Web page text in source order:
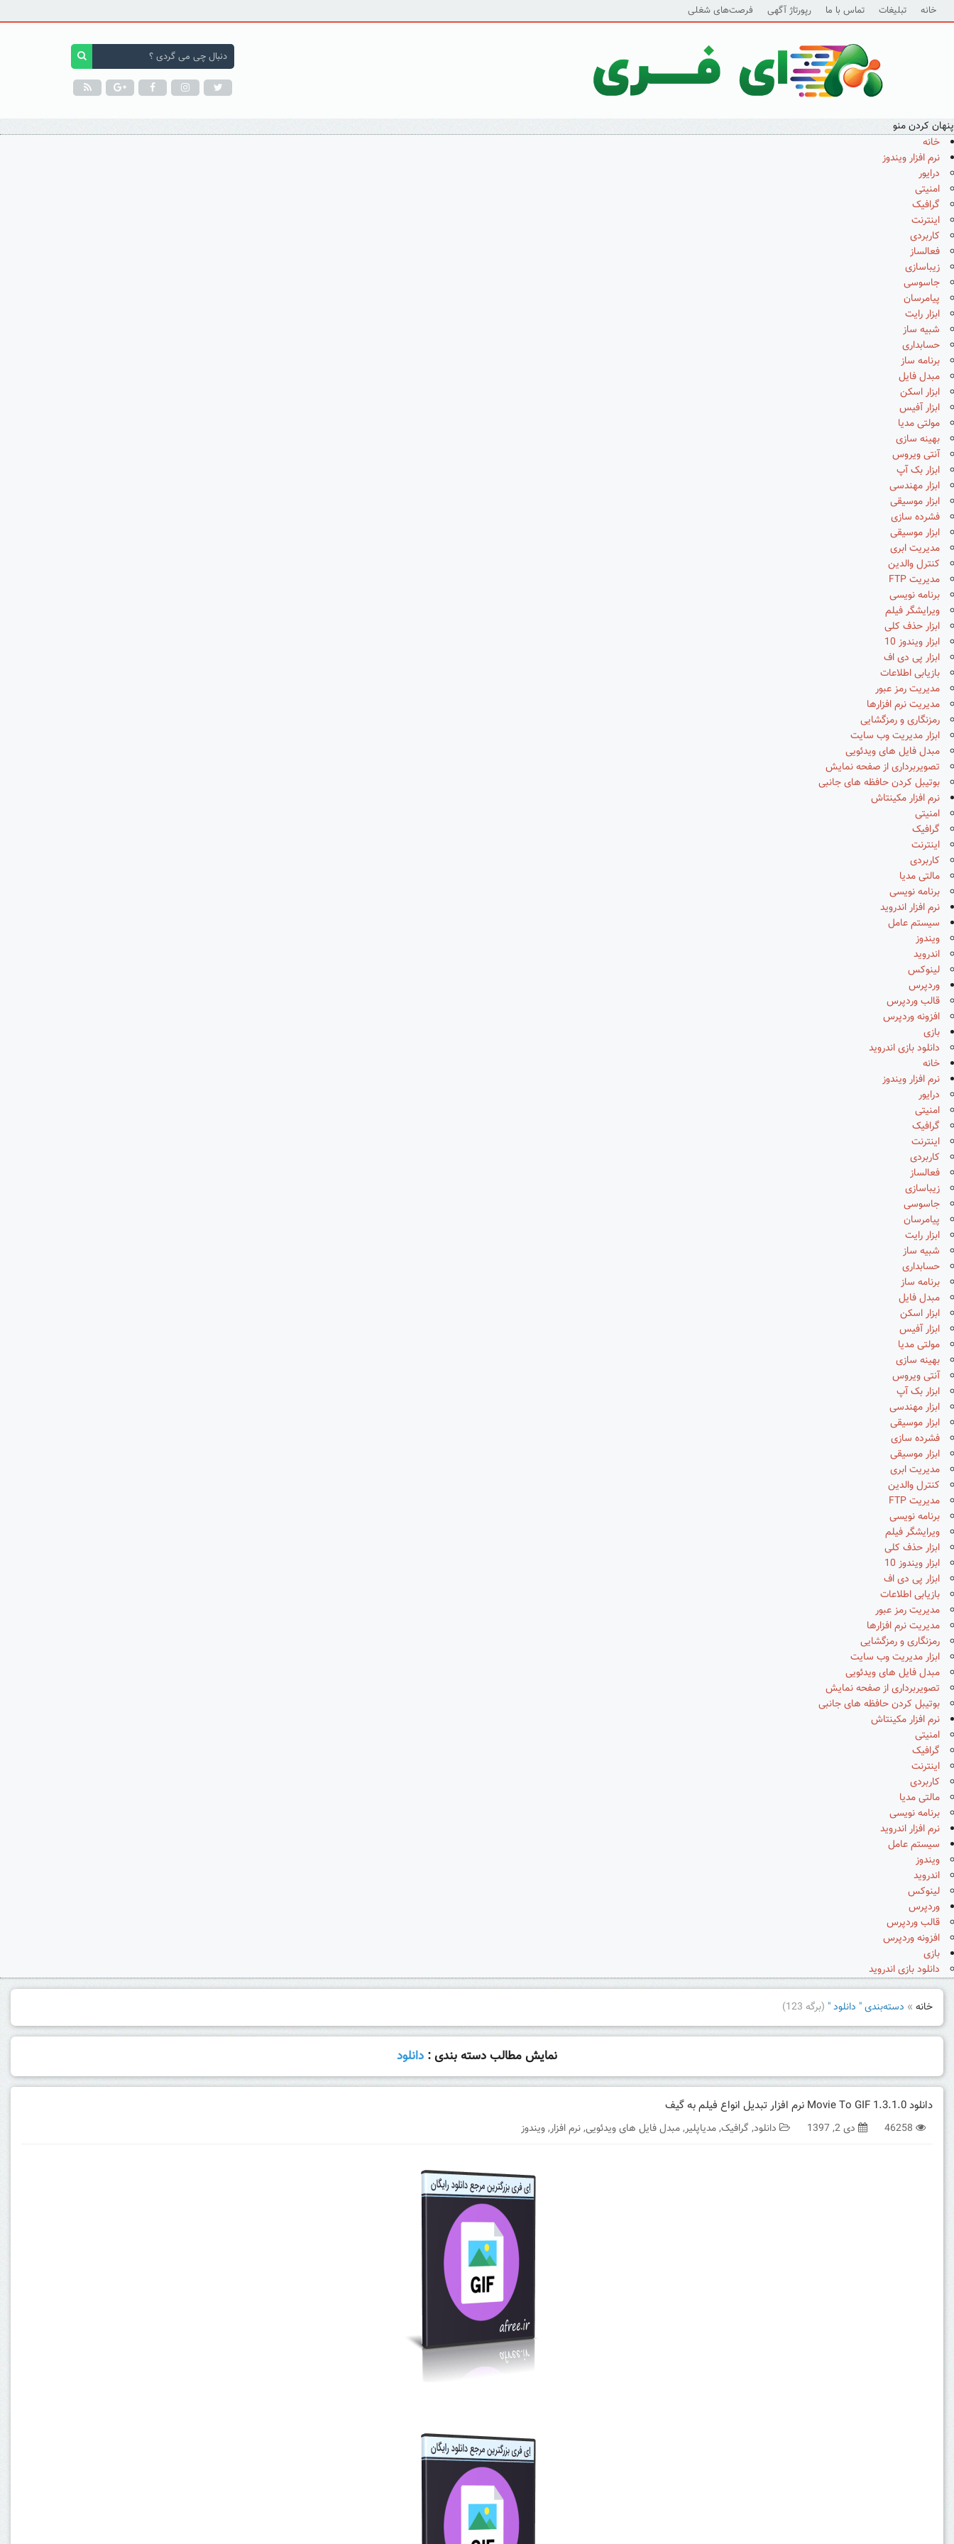
خانه تبلیغات تماس با ما رپورتاژ آگهی فرصت‌های شغلی
پنهان کردن منو
خانه
نرم افزار ویندوز
درایور
امنیتی
گرافیک
اینترنت
کاربردی
فعالساز
زیباسازی
جاسوسی
پیامرسان
ابزار رایت
شبیه ساز
حسابداری
برنامه ساز
مبدل فایل
ابزار اسکن
ابزار آفیس
مولتی مدیا
بهینه سازی
آنتی ویروس
ابزار بک آپ
ابزار مهندسی
ابزار موسیقی
فشرده سازی
ابزار موسیقی
مدیریت ابری
کنترل والدین
مدیریت FTP
برنامه نویسی
ویرایشگر فیلم
ابزار حذف کلی
ابزار ویندوز 10
ابزار پی دی اف
بازیابی اطلاعات
مدیریت رمز عبور
مدیریت نرم افزارها
رمزنگاری و رمزگشایی
ابزار مدیریت وب سایت
مبدل فایل های ویدئویی
تصویربرداری از صفحه نمایش
بوتیبل کردن حافظه های جانبی
نرم افزار مکینتاش
امنیتی
گرافیک
اینترنت
کاربردی
مالتی مدیا
برنامه نویسی
نرم افزار اندروید
سیستم عامل
ویندوز
اندروید
لینوکس
وردپرس
قالب وردپرس
افزونه وردپرس
بازی
دانلود بازی اندروید
خانه
نرم افزار ویندوز
درایور
امنیتی
گرافیک
اینترنت
کاربردی
فعالساز
زیباسازی
جاسوسی
پیامرسان
ابزار رایت
شبیه ساز
حسابداری
برنامه ساز
مبدل فایل
ابزار اسکن
ابزار آفیس
مولتی مدیا
بهینه سازی
آنتی ویروس
ابزار بک آپ
ابزار مهندسی
ابزار موسیقی
فشرده سازی
ابزار موسیقی
مدیریت ابری
کنترل والدین
مدیریت FTP
برنامه نویسی
ویرایشگر فیلم
ابزار حذف کلی
ابزار ویندوز 10
ابزار پی دی اف
بازیابی اطلاعات
مدیریت رمز عبور
مدیریت نرم افزارها
رمزنگاری و رمزگشایی
ابزار مدیریت وب سایت
مبدل فایل های ویدئویی
تصویربرداری از صفحه نمایش
بوتیبل کردن حافظه های جانبی
نرم افزار مکینتاش
امنیتی
گرافیک
اینترنت
کاربردی
مالتی مدیا
برنامه نویسی
نرم افزار اندروید
سیستم عامل
ویندوز
اندروید
لینوکس
وردپرس
قالب وردپرس
افزونه وردپرس
بازی
دانلود بازی اندروید
خانه » دسته‌بندی " دانلود " (برگه 123)
نمایش مطالب دسته بندی : دانلود
دانلود Movie To GIF 1.3.1.0 نرم افزار تبدیل انواع فیلم به گیف
46258 دی 2, 1397 دانلود, گرافیک,مدیاپلیر,مبدل فایل های ویدئویی,نرم افزار,ویندوز